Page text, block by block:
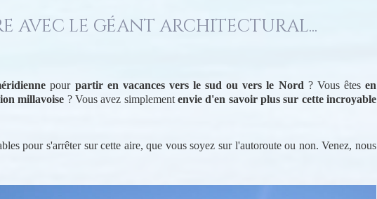
avec le géant architectural...
pour partir en vacances vers le sud ou vers le Nord ? Vous êtesen
millavoise ? Vous avez simplementenvie d'en savoir plus sur cette incroyable
pour s'arrêter sur cette aire, que vous soyez sur l'autoroute ou non. Venez, nous